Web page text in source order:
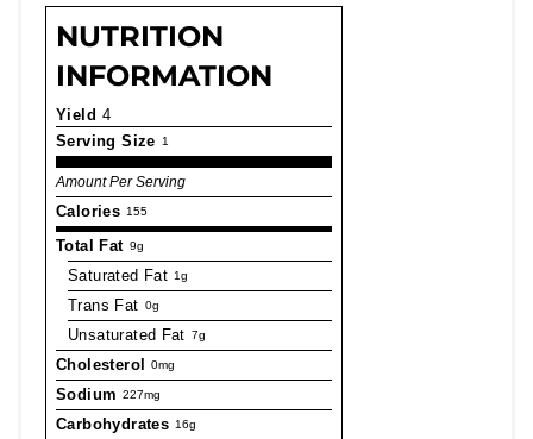
NUTRITION
INFORMATION
Yield 4
Serving Size
1
Amount Per Serving
Calories 155
Total Fat 9g
Saturated Fat 1g
Trans Fat 0g
Unsaturated Fat 7g
Cholesterol 0mg
Sodium 227mg
Carbohydrates 16g